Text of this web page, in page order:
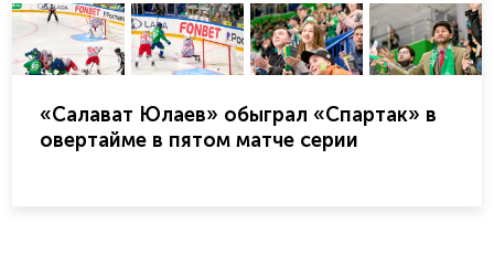
«Салават Юлаев» обыграл «Спартак» в
овертайме в пятом матче серии